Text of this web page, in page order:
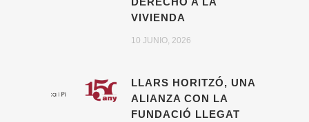
VIVIENDA
10 JUNIO, 2026
LLARS HORITZÓ, UNA
ALIANZA CON LA
FUNDACIÓ LLEGAT